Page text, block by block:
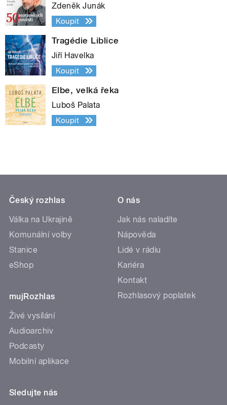
Zdeněk Junák
Koupit
Tragédie Liblice
Jiří Havelka
Koupit
Elbe, velká řeka
Luboš Palata
Koupit
Český rozhlas
Válka na Ukrajině
Komunální volby
Stanice
eShop
mujRozhlas
Živé vysílání
Audioarchiv
Podcasty
Mobilní aplikace
O nás
Jak nás naladíte
Nápověda
Lidé v rádiu
Kariéra
Kontakt
Rozhlasový poplatek
Sledujte nás